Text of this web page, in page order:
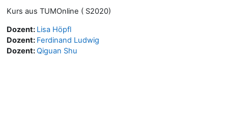
Kurs aus TUMOnline ( S2020)
Dozent: Lisa Höpfl
Dozent: Ferdinand Ludwig
Dozent:Qiguan Shu